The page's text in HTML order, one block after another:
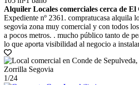
Alquiler Locales comerciales cerca de El
Expediente nº 2361. compratucasa alquila
segovia zona muy comercial y con todos
a pocos metros. . mucho público tanto de
lo que aporta visibilidad al negocio a
1/24